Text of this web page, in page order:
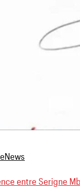
entre Serigne